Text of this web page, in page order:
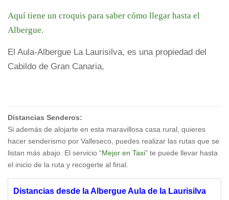
Aquí tiene un croquis para saber cómo llegar hasta el
Albergue.
El Aula-Albergue La Laurisilva, es una propiedad del
Cabildo de Gran Canaria,
Distancias Senderos:
Si además de alojarte en esta maravillosa casa rural, quieres
hacer senderismo por Valleseco, puedes realizar las rutas que se
listan más abajo. El servicio “Mejor en Taxi” te puede llevar hasta
el inicio de la ruta y recogerte al final.
Distancias desde la Albergue Aula de la Laurisilva